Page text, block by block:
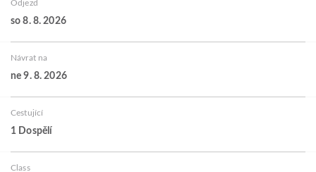
Odjezd
so 8. 8. 2026
Návrat na
ne 9. 8. 2026
Cestující
1 Dospělí
Class